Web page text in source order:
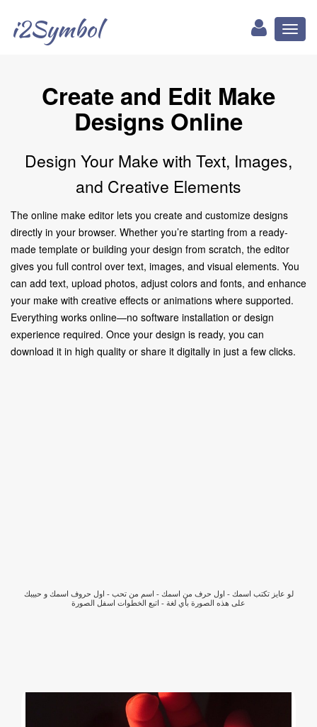
i2Symbol
Create and Edit Make
Designs Online
Design Your Make with Text, Images,
and Creative Elements
The online make editor lets you create and customize designs
directly in your browser. Whether you’re starting from a ready-
made template or building your design from scratch, the editor
gives you full control over text, images, and visual elements. You
can add text, upload photos, adjust colors and fonts, and enhance
your make with creative effects or animations where supported.
Everything works online—no software installation or design
experience required. Once your design is ready, you can
download it in high quality or share it digitally in just a few clicks.
لو عايز تكتب اسمك - اول حرف من اسمك - اسم من تحب - اول حروف اسمك و حبيبك
على هذه الصورة بأي لغة - اتبع الخطوات اسفل الصورة